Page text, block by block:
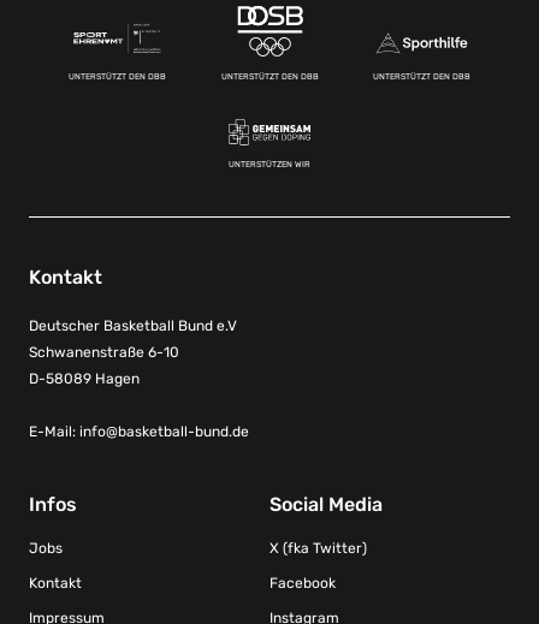
UNTERSTÜTZT DEN DBB UNTERSTÜTZT DEN DBB UNTERSTÜTZT DEN DBB
UNTERSTÜTZEN WIR
Kontakt
Deutscher Basketball Bund e.V
Schwanenstraße 6-10
D-58089 Hagen
E-Mail: info@basketball-bund.de
Infos
Jobs
Kontakt
Impressum
Social Media
X (fka Twitter)
Facebook
Instagram